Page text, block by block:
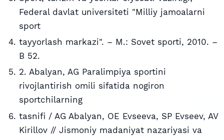
Federal davlat universiteti "Milliy jamoalarni
sport
tayyorlash markazi". – M.: Sovet sporti, 2010. –
B 52.
2. Abalyan, AG Paralimpiya sportini
rivojlantirish omili sifatida nogiron
sportchilarning
tasnifi / AG Abalyan, OE Evseeva, SP Evseev, AV
Kirillov // Jismoniy madaniyat nazariyasi va